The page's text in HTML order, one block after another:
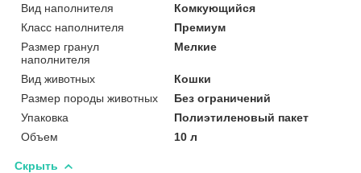
Вид наполнителя
Комкующийся
Класс наполнителя
Премиум
Размер гранул
наполнителя
Мелкие
Вид животных
Кошки
Размер породы животных
Без ограничений
Упаковка
Полиэтиленовый пакет
Объем
10 л
Скрыть